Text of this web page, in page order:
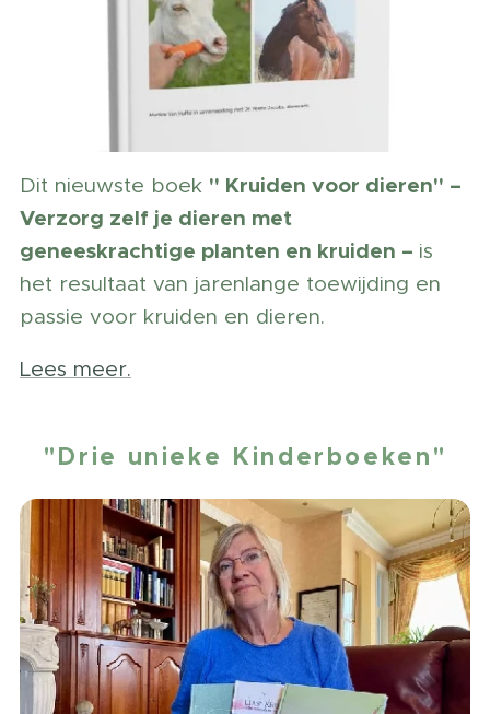
Dit nieuwste boek " Kruiden voor dieren" –
Verzorg zelf je dieren met
geneeskrachtige planten en kruiden – is
het resultaat van jarenlange toewijding en
passie voor kruiden en dieren.
Lees meer.
"Drie unieke Kinderboeken"